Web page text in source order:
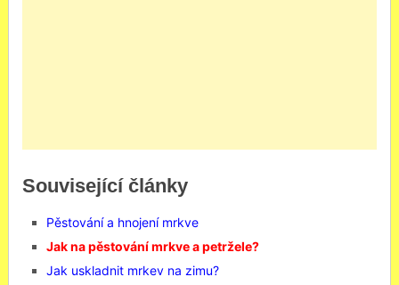
Související články
Pěstování a hnojení mrkve
Jak na pěstování mrkve a petržele?
Jak uskladnit mrkev na zimu?